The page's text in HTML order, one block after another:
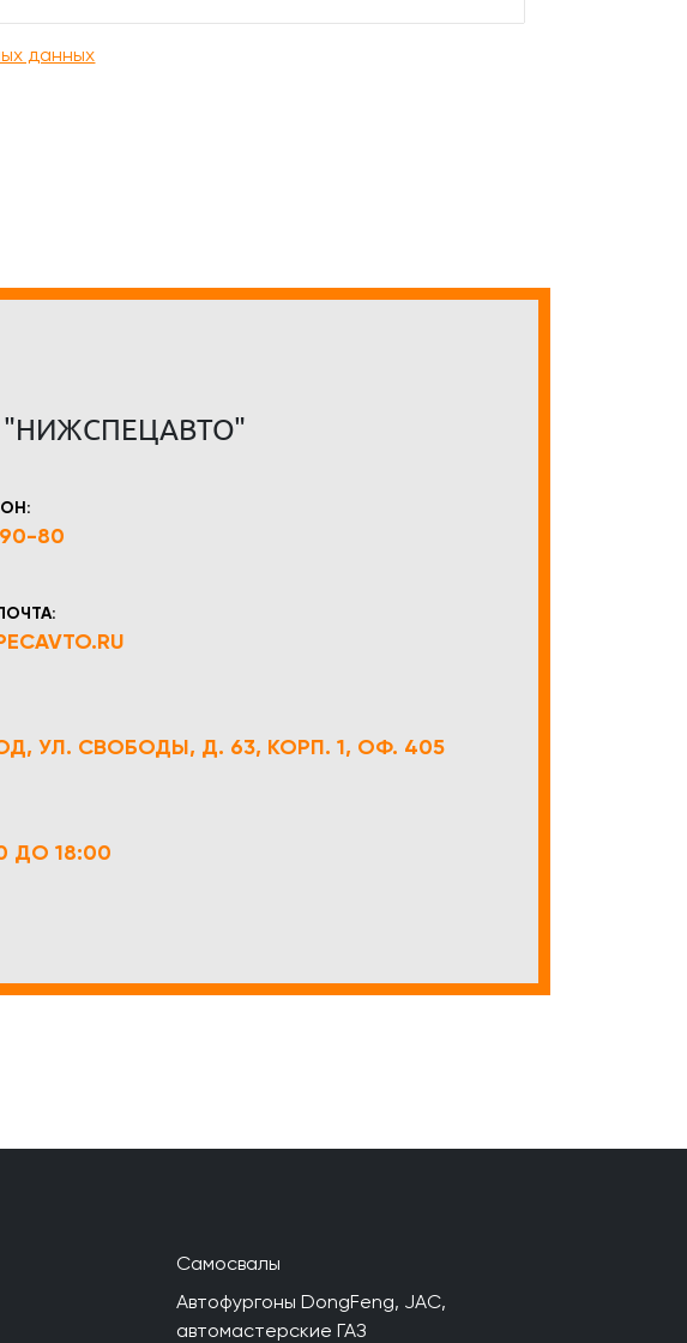
данных
90-80
УЛ. СВОБОДЫ, Д. 63, КОРП. 1, ОФ. 405
ДО 18:00
Самосвалы
Автофургоны DongFeng, JAC,
автомастерские ГАЗ